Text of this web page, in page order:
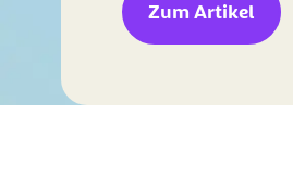
Zum Artikel